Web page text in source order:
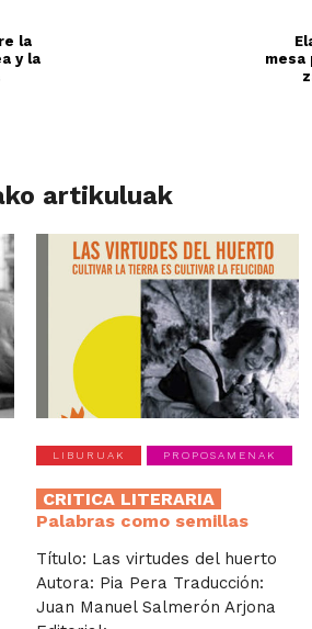
la
y la
mesa
artikuluak
LIBURUAK PROPOSAMENAK
CRITICA LITERARIA
Palabras como semillas
Título: Las virtudes del huerto
Autora: Pia Pera Traducción:
Juan Manuel Salmerón Arjona